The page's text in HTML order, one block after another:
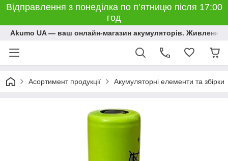
Відправлення з понеділка по п’ятницю після 17:00
год
Akumo UA — ваш онлайн-магазин акумуляторів. Живлення,
Асортимент продукції Акумуляторні елементи та збірки